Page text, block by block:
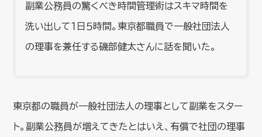
副業公務員の驚くべき時間管理術はスキマ時間を
洗い出して１日５時間。東京都職員で一般社団法人
の理事を兼任する磯部健太さんに話を聞いた。
東京都の職員が一般社団法人の理事として副業をスター
ト。副業公務員が増えてきたとはいえ、有償で社団の理事